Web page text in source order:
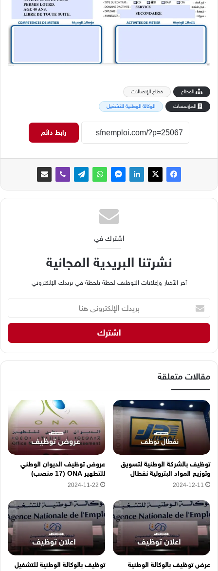
القطاع
قطاع الإتصالات
المؤسسات
الوكالة الوطنية للتشغيل
رابط دائم
اشترك في
نشرتنا البريدية المجانية
آخر الأخبار وإعلانات التوظيف لحظة بلحظة في بريدك الإلكتروني
ي
ك
ا
إ
ت
ر
ن
ي
ن
ا
مقالات متعلقة
توظيف بالشركة الوطنية لتسويق
وتوزيع المواد البترولية نفطال
2024-12-11
عروض توظيف الديوان الوطني
للتطهير ONA (17 منصب)
2024-11-22
عرض توظيف بالوكالة الوطنية
توظيف بالوكالة الوطنية للتشغيل